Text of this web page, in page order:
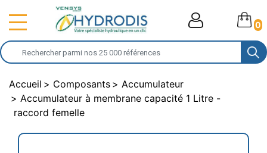
0
Accueil Composants
Accumulateur
Accumulateur à membrane capacité 1 Litre -
raccord femelle